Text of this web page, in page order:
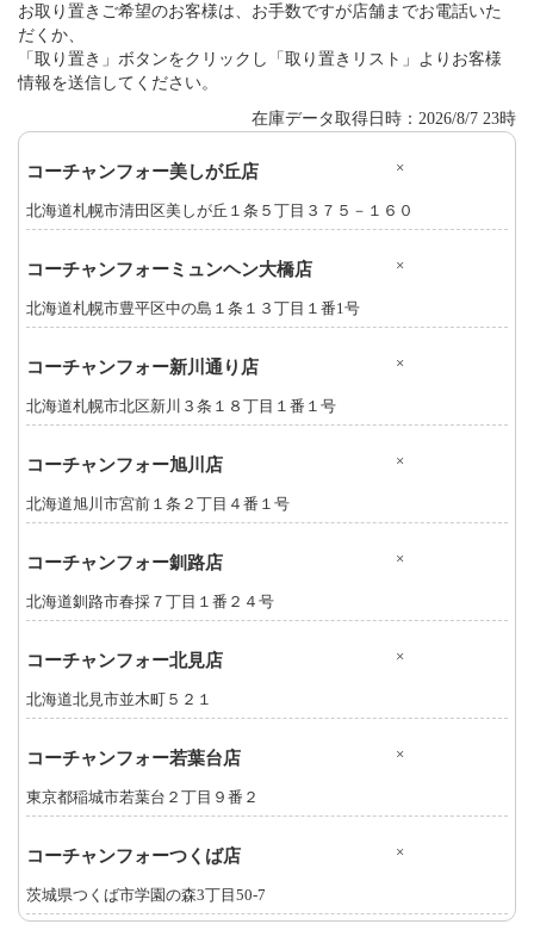
お取り置きご希望のお客様は、お手数ですが店舗までお電話いた
だくか、
「取り置き」ボタンをクリックし「取り置きリスト」よりお客様
情報を送信してください。
在庫データ取得日時：2026/8/7 23時
コーチャンフォー美しが丘店 ×
北海道札幌市清田区美しが丘１条５丁目３７５－１６０
コーチャンフォーミュンヘン大橋店 ×
北海道札幌市豊平区中の島１条１３丁目１番1号
コーチャンフォー新川通り店 ×
北海道札幌市北区新川３条１８丁目１番１号
コーチャンフォー旭川店 ×
北海道旭川市宮前１条２丁目４番１号
コーチャンフォー釧路店 ×
北海道釧路市春採７丁目１番２４号
コーチャンフォー北見店 ×
北海道北見市並木町５２１
コーチャンフォー若葉台店 ×
東京都稲城市若葉台２丁目９番２
コーチャンフォーつくば店 ×
茨城県つくば市学園の森3丁目50-7